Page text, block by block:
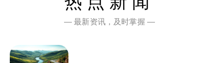
— 最新资讯，及时掌握 —